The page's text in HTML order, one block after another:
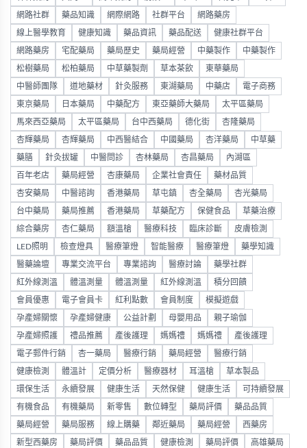
網路社群 藥品知識 網際網路 社群平台 網路藥房
線上醫學教育 健康知識 藥品資訊 藥品配送 健康社群平台
網路藥房 宅配藥局 藥局歷史 藥局經營 中藥製作 中藥製作
松樹藥局 松柏藥局 中草藥製劑 草本茶飲 東華藥局
中醫師團隊 道地藥材 針灸服務 東湖藥局 中藥店 電子商務
東京藥局 日本藥局 中藥配方 東亞藥師大藥局 太平區藥局
馬來西亞藥局 太平區藥局 台中西藥局 德化街 杏隆藥局
杏輝藥局 杏輝藥局 中西醫結合 中國藥局 杏洋藥局 中草藥
藥膳 針灸拔罐 中醫問診 杏林藥局 杏昌藥局 內湖區
百年老店 藥局經營 杏康藥局 企業社會責任 藥材品質
杏安藥局 中醫諮詢 香港藥局 草屯鎮 杏全藥局 杏光藥局
台中藥局 藥局推薦 香港藥局 草藥配方 保健食品 草藥治療
綜合藥房 杏仁藥局 額溫槍 醫療科技 臨床診斷 皮膚檢測
LED照明 檢查燈具 醫療筆燈 智能醫療 醫療筆燈 藥學知識
醫藥論壇 專業交流平台 專業諮詢 醫療討論 藥學社群
紅外線測溫 體溫測量 體溫測量 紅外線測溫 積分回饋
會員優惠 電子會員卡 紅利點數 會員制度 模擬遊戲
孕產婦關懷 孕產婦健康 公益計劃 母嬰用品 親子瑜伽
孕產婦照護 禮品推薦 產後護理 媽媽禮 媽媽禮 產後護理
電子郵件行銷 杏一藥局 醫療行銷 藥局經營 醫療行銷
健康檢測 體溫計 定價分析 醫療器材 耳溫槍 草本製品
環保生活 永續發展 健康生活 天然保健 健康生活 可持續發展
有機食品 有機藥局 新零售 數位轉型 藥局評價 藥品品質
藥局經營 藥局服務 線上購藥 鄰近藥局 藥局經營 西藥房
新型西藥房 藥局評價 藥品品質 健康檢測 藥局評價 高雄藥局